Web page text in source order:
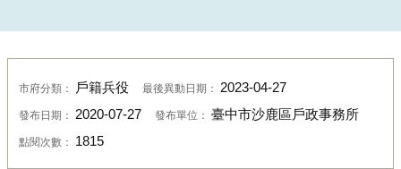
市府分類： 戶籍兵役 最後異動日期： 2023-04-27
發布日期： 2020-07-27 發布單位： 臺中市沙鹿區戶政事務所
點閱次數： 1815